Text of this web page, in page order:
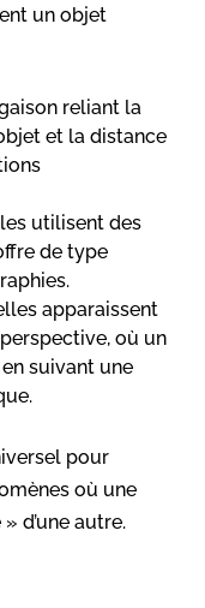
un objet
reliant la
et la distance
utilisent des
de type
apparaissent
où un
suivant une
pour
où une
d’une autre.